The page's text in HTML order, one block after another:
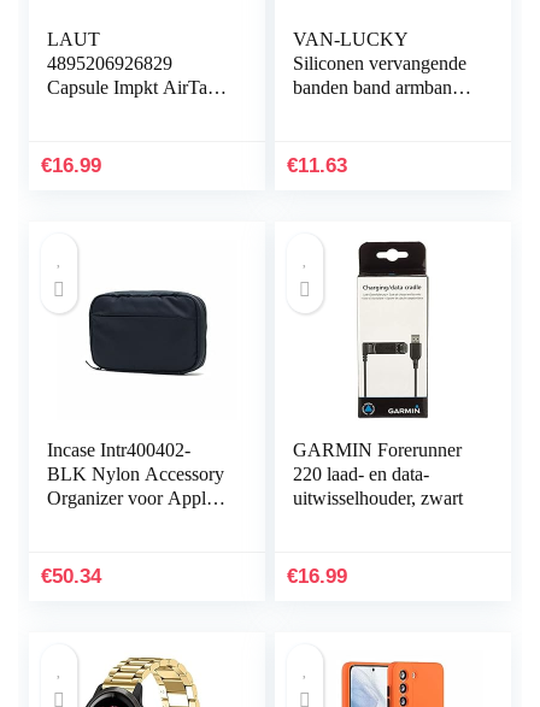
LAUT
4895206926829
Capsule Impkt AirTags
€16.99
VAN-LUCKY
Siliconen vervangende
banden band armband
accessoires groot
€11.63
Incase Intr400402-
BLK Nylon Accessory
Organizer voor Apple
zwart [sorteren en…
€50.34
GARMIN Forerunner
220 laad- en data-
uitwisselhouder, zwart
€16.99